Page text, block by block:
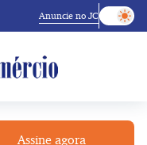
Anuncie no JC
Assine agora